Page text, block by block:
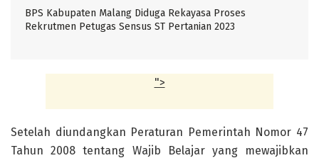
BPS Kabupaten Malang Diduga Rekayasa Proses
Rekrutmen Petugas Sensus ST Pertanian 2023
">
Setelah diundangkan Peraturan Pemerintah Nomor 47
Tahun 2008 tentang Wajib Belajar yang mewajibkan